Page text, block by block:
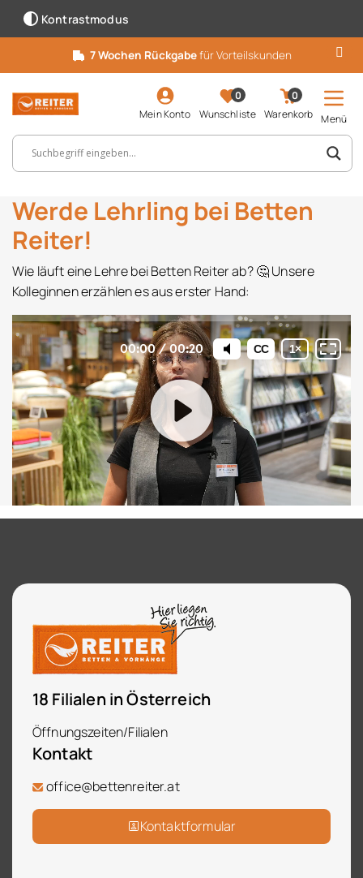
Kontrastmodus
7 Wochen Rückgabefür Vorteilskunden
Mein Konto
0
Wunschliste
0
Warenkorb
Menü
Suchbegriff, Artikelnummer ...
Werde Lehrling bei Betten
Reiter!
Wie läuft eine Lehre bei Betten Reiter ab? 🤔 Unsere
Kolleginnen erzählen es aus erster Hand:
18 Filialen in Österreich
Öffnungszeiten/Filialen
Kontakt
office@bettenreiter.at
Kontaktformular